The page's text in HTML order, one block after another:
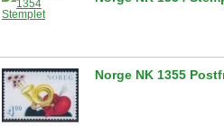
Norge NK 1355